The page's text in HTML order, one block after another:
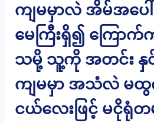
ကျမမှာလဲ အိမ်အပေါ်
မေကြီးရှိ၍ ကြော
သမို့ သူ့ကို အတင်း နှ
ကျမမှာ အသံလဲ မထွ
ငယ်လေးဖြင့် မငိုရုံတ